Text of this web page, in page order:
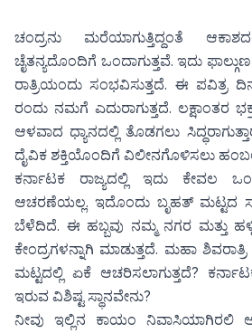
ಚಂದ್ರನು ಮರೆಯಾಗುತ್ತಿದ್ದಂತೆ
ಚೈತನ್ಯದೊಂದಿಗೆ ಒಂದಾಗುತ್ತವೆ. ಇದು
ರಾತ್ರಿಯಂದು ಸಂಭವಿಸುತ್ತದೆ. ಈ ಪವಿತ್ರ
ರಂದು ನಮಗೆ ಎದುರಾಗುತ್ತದೆ. ಲಕ್ಷಾಂತರ
ಆಳವಾದ ಧ್ಯಾನದಲ್ಲಿ ತೊಡಗಲು
ದೈವಿಕ ಶಕ್ತಿಯೊಂದಿಗೆ ವಿಲೀನಗೊಳಿಸಲು
ಕರ್ನಾಟಕ ರಾಜ್ಯದಲ್ಲಿ ಇದು ಕೇವಲ
ಆಚರಣೆಯಲ್ಲ. ಇದೊಂದು ಬೃಹತ್ ಮಟ್ಟದ
ಬೆಳೆದಿದೆ. ಈ ಹಬ್ಬವು ನಮ್ಮ ನಗರ ಮತ್ತು
ಕೇಂದ್ರಗಳನ್ನಾಗಿ ಮಾಡುತ್ತದೆ. ಮಹಾ
ಮಟ್ಟದಲ್ಲಿ ಏಕೆ ಆಚರಿಸಲಾಗುತ್ತದೆ?
ಇರುವ ವಿಶಿಷ್ಟ ಸ್ಥಾನವೇನು?
ನೀವು ಇಲ್ಲಿನ ಕಾಯಂ ನಿವಾಸಿಯಾಗಿರಲಿ